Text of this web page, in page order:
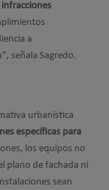
a
señala Sagredo.
urbanística
específicas para
los equipos no
plano de fachada ni
sean